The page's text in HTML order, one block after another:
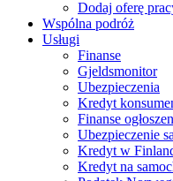
Dodaj oferę
Wspólna podróż
Usługi
Finanse
Gjeldsmonitor
Ubezpieczenia
Kredyt
Finanse
Ubezpieczenie
Kredyt w
Kredyt na